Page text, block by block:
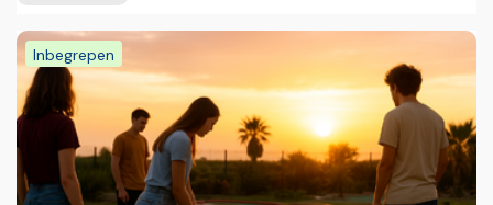
Inbegrepen